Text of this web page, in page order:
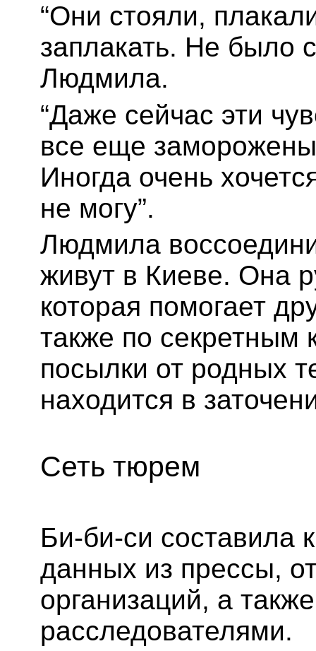
“Они стояли,
заплакать. Не было
Людмила.
“Даже сейчас эти
все еще
Иногда очень
не могу”.
Людмила
живут в Киеве. Она
которая помогает
также по секретным
посылки от родных
находится в
Сеть тюрем
Би-би-си составила
данных из прессы,
организаций, а
расследователями.